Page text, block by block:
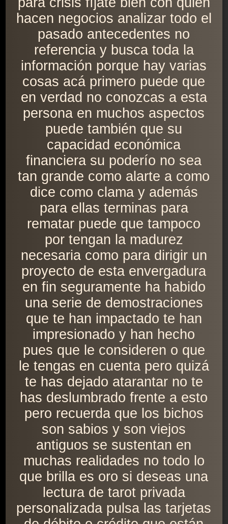
hacen negocios analizar todo el
pasado antecedentes no
referencia y busca toda la
información porque hay varias
cosas acá primero puede que
en verdad no conozcas a esta
persona en muchos aspectos
puede también que su
capacidad económica
financiera su poderío no sea
tan grande como alarte a como
dice como clama y además
para ellas terminas para
rematar puede que tampoco
por tengan la madurez
necesaria como para dirigir un
proyecto de esta envergadura
en fin seguramente ha habido
una serie de demostraciones
que te han impactado te han
impresionado y han hecho
pues que le consideren o que
le tengas en cuenta pero quizá
te has dejado atarantar no te
has deslumbrado frente a esto
pero recuerda que los bichos
son sabios y son viejos
antiguos se sustentan en
muchas realidades no todo lo
que brilla es oro si deseas una
lectura de tarot privada
personalizada pulsa las tarjetas